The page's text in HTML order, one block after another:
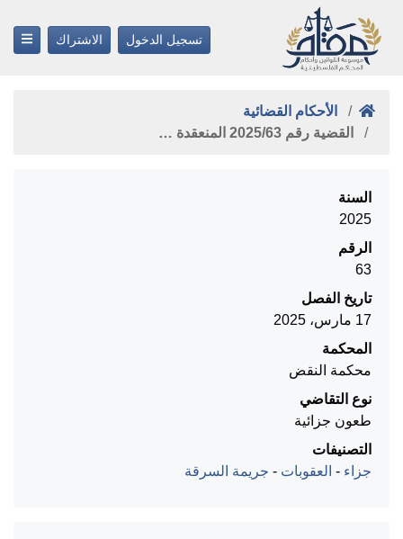
تسجيل الدخول الاشتراك
الأحكام القضائية
القضية رقم ‎63‏/‎2025‏ المنعقدة …
السنة
2025
الرقم
63
تاريخ الفصل
17 مارس، 2025
المحكمة
محكمة النقض
نوع التقاضي
طعون جزائية
التصنيفات
جزاء - العقوبات - جريمة السرقة